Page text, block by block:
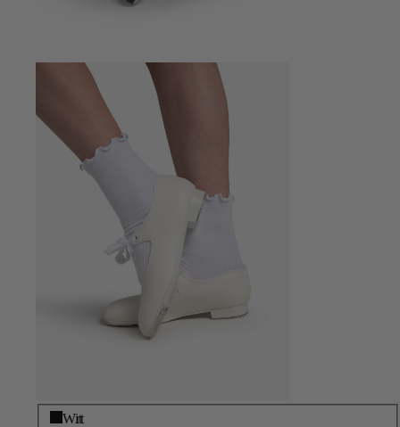
Zwart
Wit